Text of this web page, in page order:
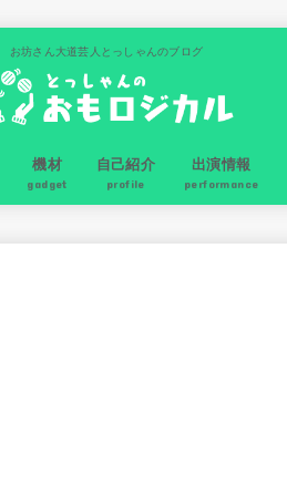
お坊さん大道芸人とっしゃんのブログ
機材
gadget
自己紹介
profile
出演情報
performance